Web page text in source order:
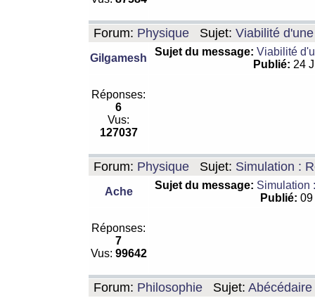
Forum: Physique Sujet: Viabilité
Gilgamesh
Sujet du message: Viabilité
Publié: 24
Réponses:
6
Vus:
127037
Forum: Physique Sujet: Simulation :
Ache
Sujet du message: Simulation
Publié:
Réponses:
7
Vus: 99642
Forum: Philosophie Sujet: Abécédaire